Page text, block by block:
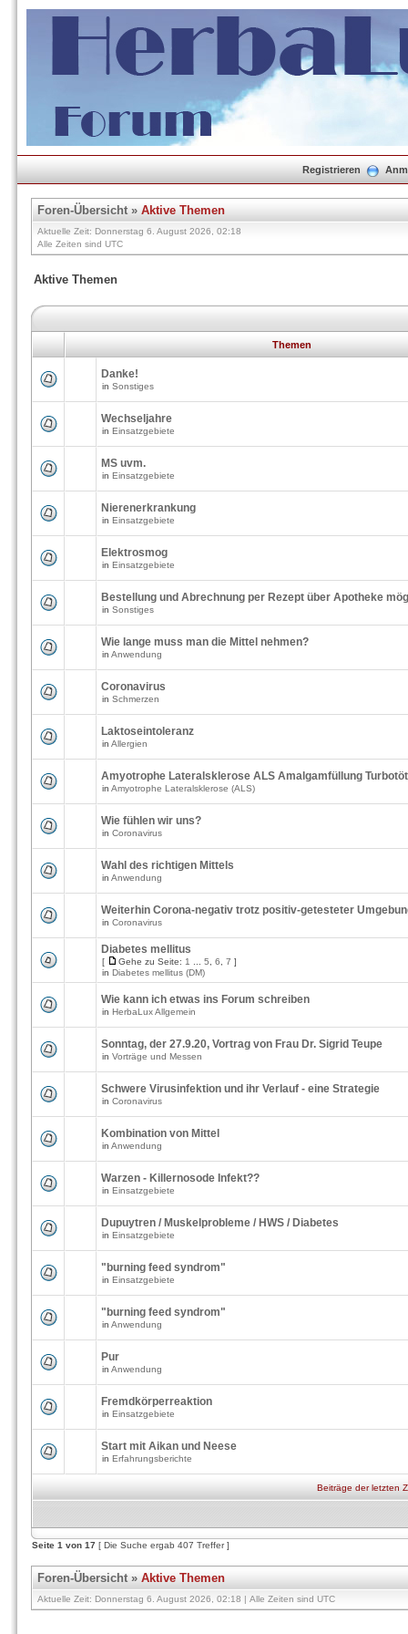
Registrieren
Foren-Übersicht» Aktive Themen
Aktuelle Zeit: Donnerstag 6. August 2026, 02:18
Alle Zeiten sind UTC
Aktive Themen
Themen
Danke!
in Sonstiges
Wechseljahre
in Einsatzgebiete
MS uvm.
in Einsatzgebiete
Nierenerkrankung
in Einsatzgebiete
Elektrosmog
in Einsatzgebiete
Bestellung und Abrechnung per Rezept über Apotheke
in Sonstiges
Wie lange muss man die Mittel nehmen?
in Anwendung
Coronavirus
in Schmerzen
Laktoseintoleranz
in Allergien
Amyotrophe Lateralsklerose ALS Amalgamfüllung
in Amyotrophe Lateralsklerose (ALS)
Wie fühlen wir uns?
in Coronavirus
Wahl des richtigen Mittels
in Anwendung
Weiterhin Corona-negativ trotz positiv-getesteter
in Coronavirus
Diabetes mellitus
[ Gehe zu Seite: 1 5 6 7 ]
in Diabetes mellitus (DM)
Wie kann ich etwas ins Forum schreiben
in HerbaLux Allgemein
Sonntag, der 27.9.20, Vortrag von Frau Dr. Sigrid Teupe
in Vorträge und Messen
Schwere Virusinfektion und ihr Verlauf - eine Strategie
in Coronavirus
Kombination von Mittel
in Anwendung
Warzen - Killernosode Infekt??
in Einsatzgebiete
Dupuytren / Muskelprobleme / HWS / Diabetes
in Einsatzgebiete
"burning feed syndrom"
in Einsatzgebiete
"burning feed syndrom"
in Anwendung
Pur
in Anwendung
Fremdkörperreaktion
in Einsatzgebiete
Start mit Aikan und Neese
in Erfahrungsberichte
Beiträge der letzten
Seite 1 von 17 [ Die Suche ergab 407 Treffer ]
Foren-Übersicht» Aktive Themen
Aktuelle Zeit: Donnerstag 6. August 2026, 02:18 | Alle Zeiten sind UTC